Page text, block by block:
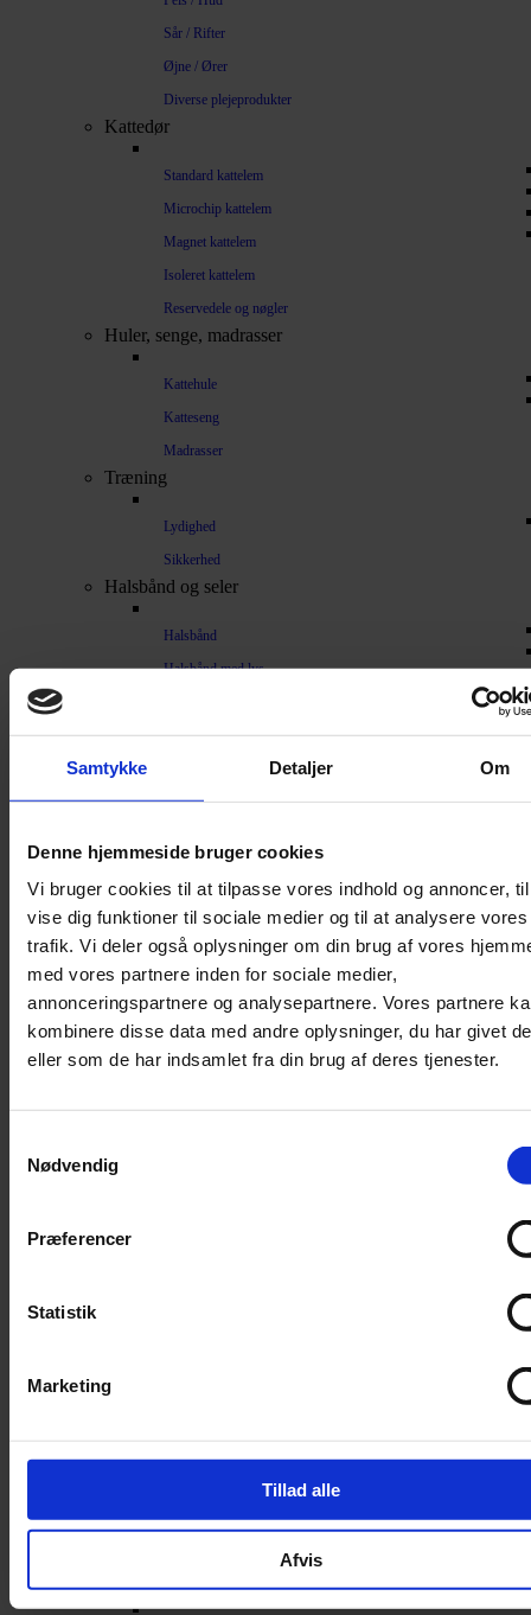
Samtykke Detaljer Om
Denne hjemmeside bruger cookies
Vi bruger cookies til at tilpasse vores indhold og annoncer,
vise dig funktioner til sociale medier og til at analysere vores
trafik. Vi deler også oplysninger om din brug af vores
med vores partnere inden for sociale medier,
annonceringspartnere og analysepartnere. Vores partnere
kombinere disse data med andre oplysninger, du har givet
eller som de har indsamlet fra din brug af deres tjenester.
Nødvendig
Præferencer
Statistik
Marketing
Tillad alle
Afvis
Sår / Rifter
Øjne / Ører
Diverse plejeprodukter
Kattedør
Standard kattelem
Microchip kattelem
Magnet kattelem
Isoleret kattelem
Reservedele og nøgler
Huler, senge, madrasser
Kattehule
Katteseng
Madrasser
Træning
Lydighed
Sikkerhed
Halsbånd og seler
Halsbånd
Halsbånd med lys
Kattetegn
Kattetoilet
Selvrensende toilet
Grusskovl
Luftrenser / Lugtfjerner
Affaldsposer
Kattegrus
Trimning
Mave / tarm
Sunde olier
Understøtning af gamle led
Skåle og automater